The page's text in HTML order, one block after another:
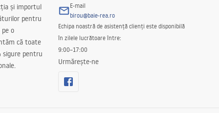
și importul
pentru
pe o
că toate
sigure pentru
E-mail
birou@baie-rea.ro
Echipa noastră de asistență clienți este disponibilă
în zilele lucrătoare între:
9:00–17:00
Urmărește-ne